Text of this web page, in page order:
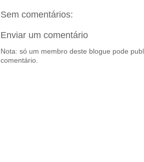
Sem comentários:
Enviar um comentário
Nota: só um membro deste blogue pode
comentário.